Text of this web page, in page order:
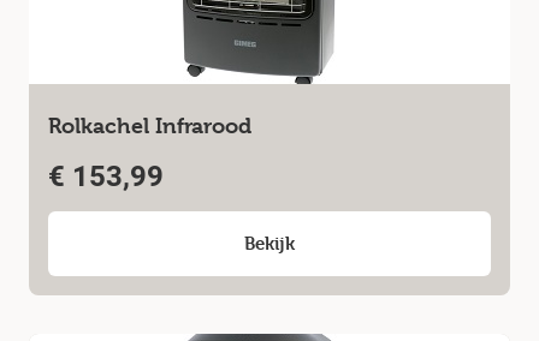
Rolkachel Infrarood
€ 153,99
Bekijk